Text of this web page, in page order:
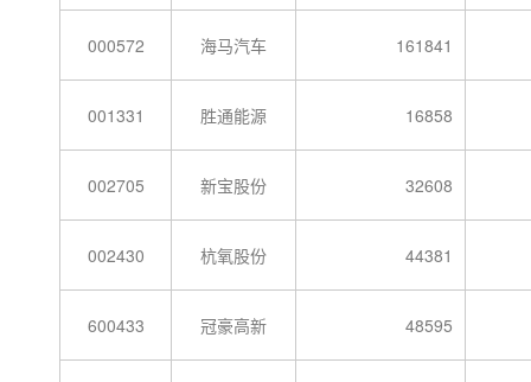
000572 海马汽车 161841
001331 胜通能源 16858
002705 新宝股份 32608
002430 杭氧股份 44381
600433 冠豪高新 48595